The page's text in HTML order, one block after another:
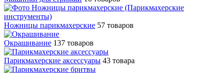
Ножницы парикмахерские 57 товаров
Окрашивание 137 товаров
Парикмахерские аксессуары 43 товара